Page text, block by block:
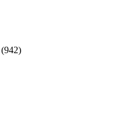
(942)